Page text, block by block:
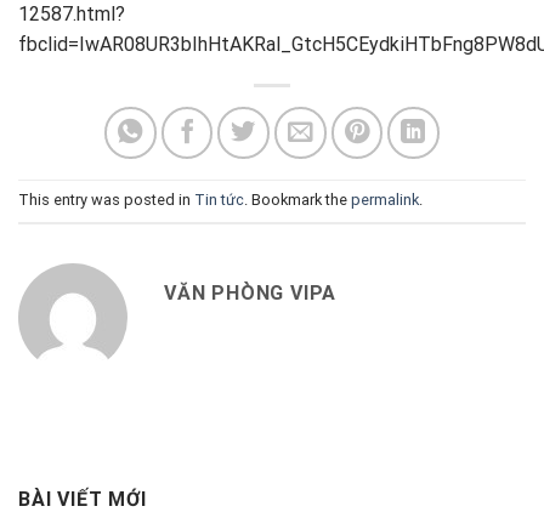
12587.html?
This entry was posted in Tin tức. Bookmark the permalink.
VĂN PHÒNG VIPA
BÀI VIẾT MỚI